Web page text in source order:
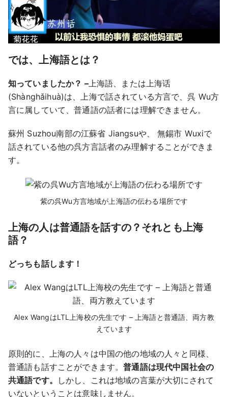
では、上海語とは？
知っていましたか？ –上海語、または上海话
(Shànghǎihuà)は、上海で話されている方言で、呉 Wu方
言に属していて、普通語の話者には理解できません。
蘇州 Suzhou南部の江蘇省 Jiangsuや、 無錫市 Wuxiで
話されている他の呉方言話者のみ理解することができま
す。
紫の呉Wu方言地域が上海語の伝わる場所です
上海の人は普通語を話すの？それとも上海
語？
どっちも話します！
Alex WangはLTL上海校の先生です – 上海語と普通語、両方教
えています
原則的に、上海の人々は中国の他の地域の人々と同様、
普通語も話すことができます。普通語は現代中国社会の
共通語です。
しかし、これは地域の言葉が大切にされて
いないということは意味しません。